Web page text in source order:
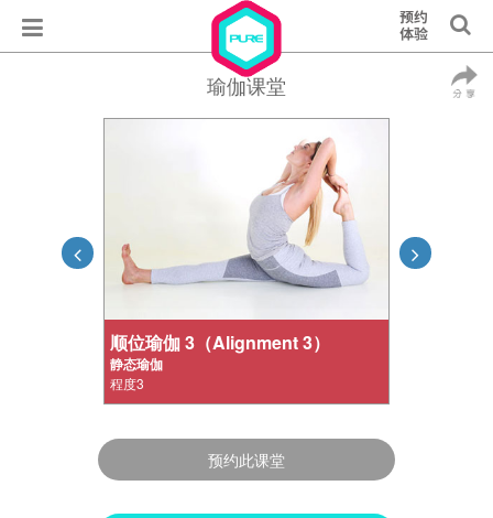
瑜伽课堂
顺位瑜伽 3（Alignment 3）
静态瑜伽
程度3
预约此课堂